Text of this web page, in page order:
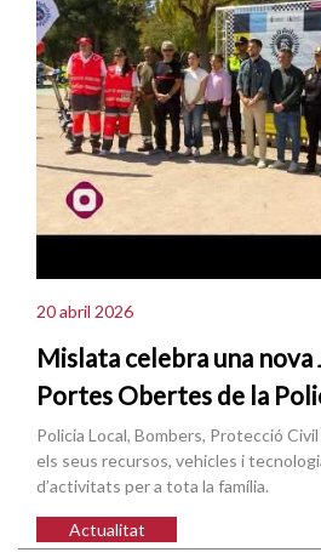
20 abril 2026
Mislata celebra una nova
Portes Obertes de la
Policia Local, Bombers, Protecció
els seus recursos, vehicles i
d’activitats per a tota la família.
Actualitat